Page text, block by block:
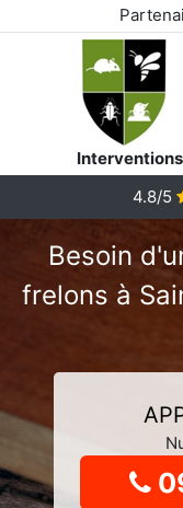
4.8/5
Besoin
frelons à